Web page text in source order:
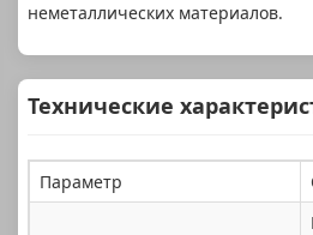
неметаллических материалов.
Технические
Параметр